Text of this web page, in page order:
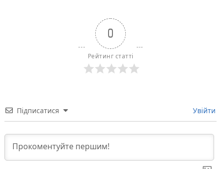
0
Рейтинг статті
Підписатися Увійти